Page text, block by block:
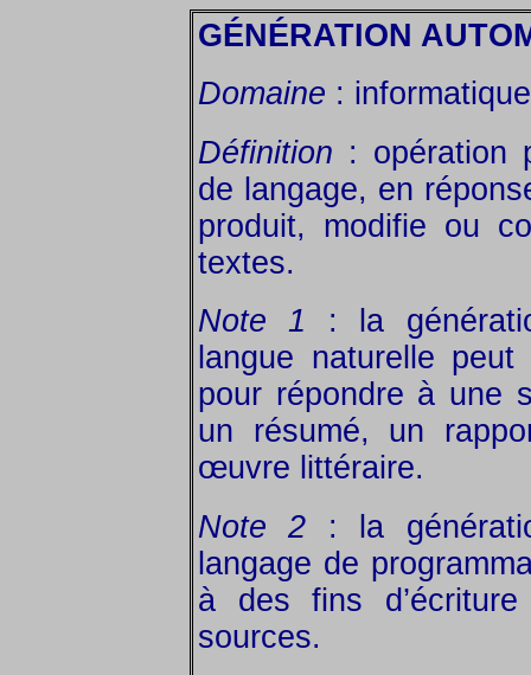
GÉNÉRATION
Domaine :
Définition : opération
de langage, en
produit, modifie ou
textes.
Note 1 : la
langue naturelle
pour répondre à une
un résumé, un
œuvre littéraire.
Note 2 : la
langage de
à des fins
sources.